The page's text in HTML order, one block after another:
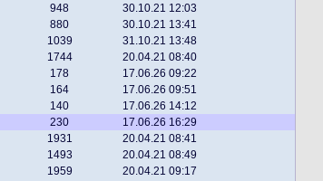
948 30.10.21 12:03
880 30.10.21 13:41
1039 31.10.21 13:48
1744 20.04.21 08:40
178 17.06.26 09:22
164 17.06.26 09:51
140 17.06.26 14:12
230 17.06.26 16:29
1931 20.04.21 08:41
1493 20.04.21 08:49
1959 20.04.21 09:17